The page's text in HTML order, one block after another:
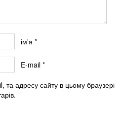
ім'я *
E-mail *
та адресу сайту в цьому браузері